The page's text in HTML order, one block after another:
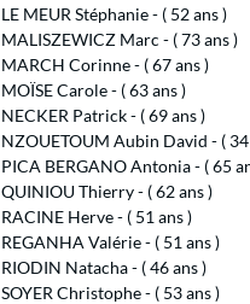
LE MEUR Stéphanie - ( 52 ans )
MALISZEWICZ Marc - ( 73 ans )
MARCH Corinne - ( 67 ans )
MOÏSE Carole - ( 63 ans )
NECKER Patrick - ( 69 ans )
NZOUETOUM Aubin David - ( 34
PICA BERGANO Antonia - ( 65
QUINIOU Thierry - ( 62 ans )
RACINE Herve - ( 51 ans )
REGANHA Valérie - ( 51 ans )
RIODIN Natacha - ( 46 ans )
SOYER Christophe - ( 53 ans )